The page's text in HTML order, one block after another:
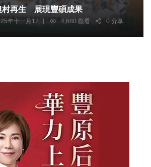
村再生 展現豐碩成果
年十一月12日 4,680 觀看 0 分享